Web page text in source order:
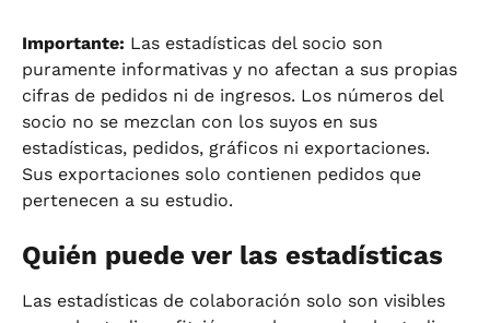
Importante: Las estadísticas del socio son
puramente informativas y no afectan a sus propias
cifras de pedidos ni de ingresos. Los números del
socio no se mezclan con los suyos en sus
estadísticas, pedidos, gráficos ni exportaciones.
Sus exportaciones solo contienen pedidos que
pertenecen a su estudio.
Quién puede ver las estadísticas
Las estadísticas de colaboración solo son visibles